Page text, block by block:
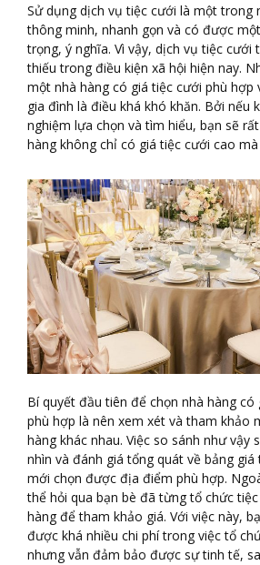
Sử dụng dịch vụ tiệc cưới là một trong
thông minh, nhanh gọn và có được
trọng, ý nghĩa. Vì vậy, dịch vụ tiệc cưới
thiếu trong điều kiện xã hội hiện nay.
một nhà hàng có giá tiệc cưới phù hợp
gia đình là điều khá khó khăn. Bởi nếu
nghiệm lựa chọn và tìm hiểu, bạn sẽ
hàng không chỉ có giá tiệc cưới cao
Bí quyết đầu tiên để chọn nhà hàng có
phù hợp là nên xem xét và tham khảo
hàng khác nhau. Việc so sánh như vậy
nhìn và đánh giá tổng quát về bảng
mới chọn được địa điểm phù hợp.
thể hỏi qua bạn bè đã từng tổ chức
hàng để tham khảo giá. Với việc này,
được khá nhiều chi phí trong việc tổ
nhưng vẫn đảm bảo được sự tinh tế,